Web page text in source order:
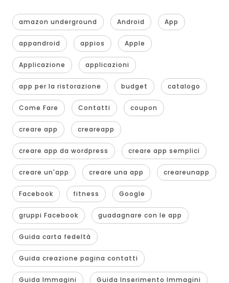
amazon underground Android App
appandroid appios Apple
Applicazione applicazioni
app per la ristorazione budget catalogo
Come Fare Contatti coupon
creare app creareapp
creare app da wordpress creare app semplici
creare un'app creare una app creareunapp
Facebook fitness Google
gruppi Facebook guadagnare con le app
Guida carta fedeltà
Guida creazione pagina contatti
Guida Immagini Guida Inserimento Immagini